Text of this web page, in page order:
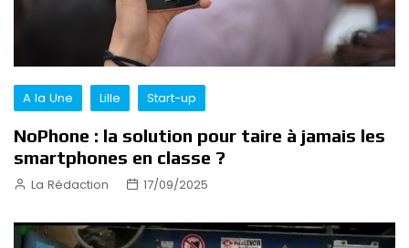
A la Une Lille Start-up
NoPhone : la solution pour taire à jamais les
smartphones en classe ?
La Rédaction 17/09/2025